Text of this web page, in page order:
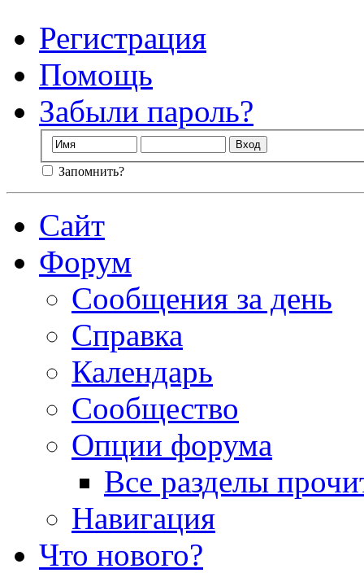
Регистрация
Помощь
Забыли пароль?
Запомнить?
Сайт
Форум
Сообщения за день
Справка
Календарь
Сообщество
Опции форума
Все разделы
Навигация
Что нового?